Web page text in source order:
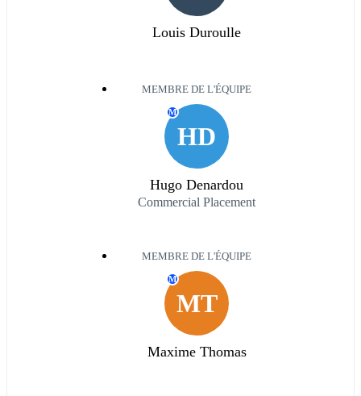
Louis Duroulle
MEMBRE DE L'ÉQUIPE
HD
M
Hugo Denardou
Commercial Placement
MEMBRE DE L'ÉQUIPE
MT
M
Maxime Thomas